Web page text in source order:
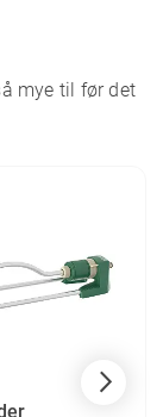
mye til før det